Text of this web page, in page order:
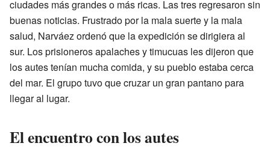
ciudades más grandes o más ricas. Las tres regresaron sin
buenas noticias. Frustrado por la mala suerte y la mala
salud, Narváez ordenó que la expedición se dirigiera al
sur. Los prisioneros apalaches y timucuas les dijeron que
los autes tenían mucha comida, y su pueblo estaba cerca
del mar. El grupo tuvo que cruzar un gran pantano para
llegar al lugar.
El encuentro con los autes